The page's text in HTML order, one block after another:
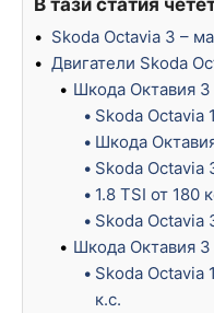
Skoda Octavia 3 –
Двигатели Skoda
Шкода Октавия 3
Skoda Octavia
Шкода
Skoda Octavia
1.8 TSI от 180
Skoda Octavia
Шкода Октавия 3
Skoda Octavia
к.с.